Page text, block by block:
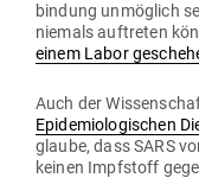
bindung unmöglich
niemals auf­treten
einem Labor
Auch der
Epi­de­mio­lo­gi­schen
glaube, dass SARS
keinen Impf­stoff